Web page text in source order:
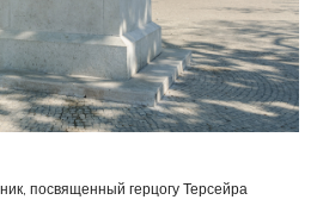
посвященный герцогу Терсейра